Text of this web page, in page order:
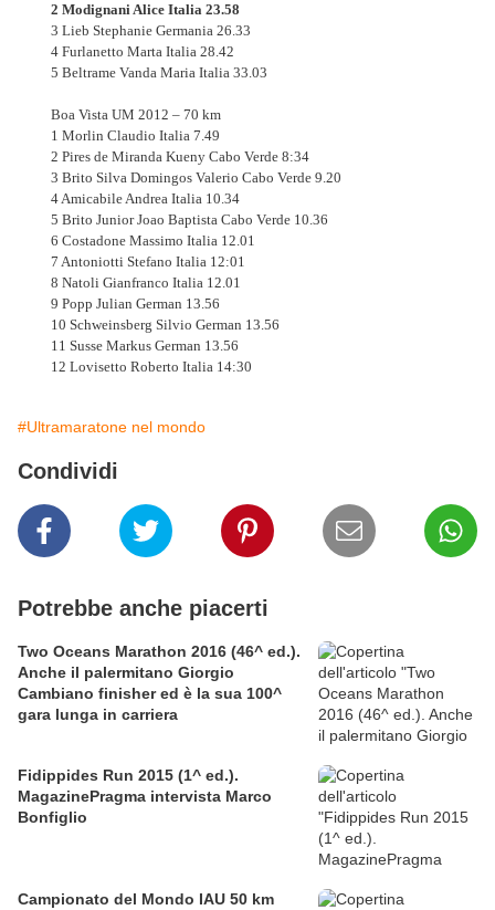
2 Modignani Alice Italia 23.58
3 Lieb Stephanie Germania 26.33
4 Furlanetto Marta Italia 28.42
5 Beltrame Vanda Maria Italia 33.03
Boa Vista UM 2012 – 70 km
1 Morlin Claudio Italia 7.49
2 Pires de Miranda Kueny Cabo Verde 8:34
3 Brito Silva Domingos Valerio Cabo Verde 9.20
4 Amicabile Andrea Italia 10.34
5 Brito Junior Joao Baptista Cabo Verde 10.36
6 Costadone Massimo Italia 12.01
7 Antoniotti Stefano Italia 12:01
8 Natoli Gianfranco Italia 12.01
9 Popp Julian German 13.56
10 Schweinsberg Silvio German 13.56
11 Susse Markus German 13.56
12 Lovisetto Roberto Italia 14:30
#Ultramaratone nel mondo
Condividi
Potrebbe anche piacerti
Two Oceans Marathon 2016 (46^ ed.).
Anche il palermitano Giorgio
Cambiano finisher ed è la sua 100^
gara lunga in carriera
Fidippides Run 2015 (1^ ed.).
MagazinePragma intervista Marco
Bonfiglio
Campionato del Mondo IAU 50 km